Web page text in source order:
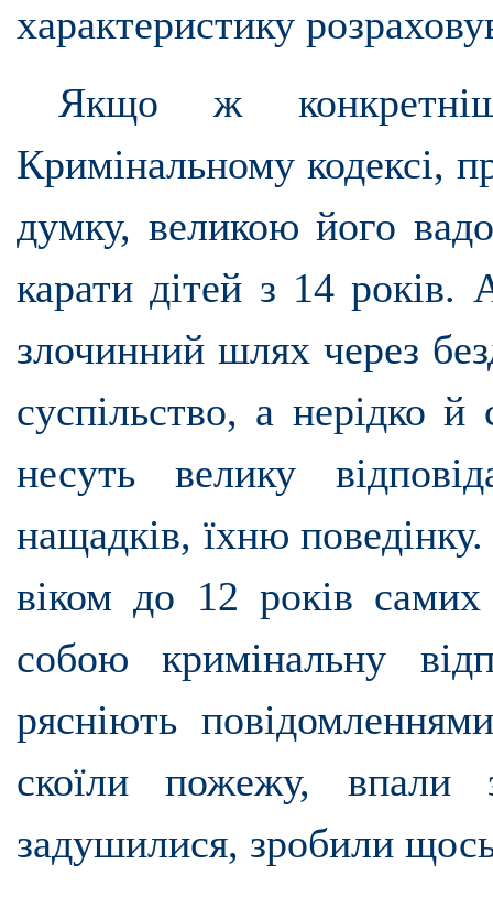
характеристику
Якщо ж
Кримінальному кодексі,
думку, великою його
карати дітей з 14
злочинний шлях через
суспільство, а нерідко й
несуть велику
нащадків, їхню
віком до 12 років
собою кримінальну
рясніють
скоїли пожежу, впали
задушилися, зробили